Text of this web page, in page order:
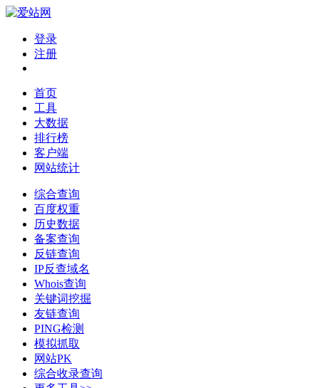
登录
注册
首页
工具
大数据
排行榜
客户端
网站统计
综合查询
百度权重
历史数据
备案查询
反链查询
IP反查域名
Whois查询
关键词挖掘
友链查询
PING检测
模拟抓取
网站PK
综合收录查询